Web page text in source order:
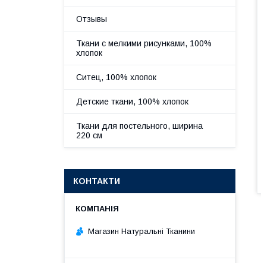
Отзывы
Ткани с мелкими рисунками, 100%
хлопок
Ситец, 100% хлопок
Детские ткани, 100% хлопок
Ткани для постельного, ширина
220 см
КОНТАКТИ
Магазин Натуральні Тканини